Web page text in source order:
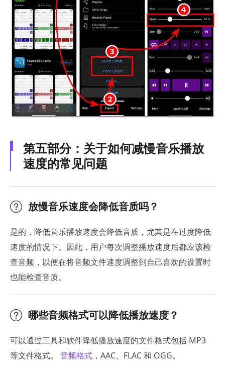
第五部分：关于如何减慢音乐播放
速度的常见问题
放慢音乐速度会降低音质吗？
是的，降低音乐播放速度会降低音质，尤其是在过度降低
速度的情况下。因此，用户每次调整播放速度后都应该检
查音频，以便在将音频文件速度调整到自己喜欢的设置时
也能检查音质。
哪些音频格式可以降低播放速度？
可以通过工具和软件降低播放速度的文件格式包括 MP3
等文件格式。 音频格式 ，AAC、FLAC 和 OGG。